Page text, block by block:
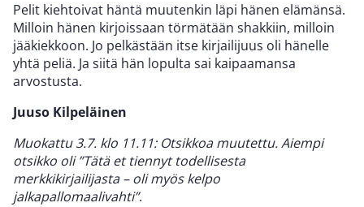
Pelit kiehtoivat häntä muutenkin läpi hänen elämänsä.
Milloin hänen kirjoissaan törmätään shakkiin, milloin
jääkiekkoon. Jo pelkästään itse kirjailijuus oli hänelle
yhtä peliä. Ja siitä hän lopulta sai kaipaamansa
arvostusta.
Juuso Kilpeläinen
Muokattu 3.7. klo 11.11: Otsikkoa muutettu. Aiempi
otsikko oli ”Tätä et tiennyt todellisesta
merkkikirjailijasta – oli myös kelpo
jalkapallomaalivahti”.